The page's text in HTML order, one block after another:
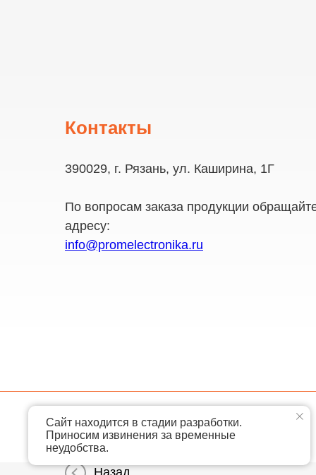
Контакты
390029, г. Рязань, ул. Каширина, 1Г
По вопросам заказа продукции
адресу:
info@promelectronika.ru
Сайт находится в стадии разработки.
Приносим извинения за временные
неудобства.
ООО "Промэлектроника" 2026